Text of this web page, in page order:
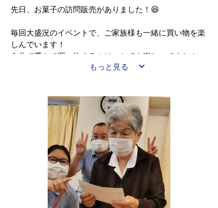
先日、お菓子の訪問販売がありました！😆
毎回大盛況のイベントで、ご家族様も一緒に買い物を楽
しんでいます！
自分で選んで買い物するのは、とても楽しいですね！
もっと見る